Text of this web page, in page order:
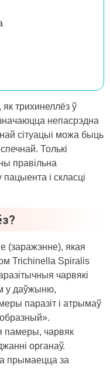
трихинеллёз ў
непасрэдна
сітуацыі можа быць
Толькі
правільна
і скласці
(заражэнне), якая
Trichinella Spiralis
чарвякі
у даўжыню,
паразіт і атрымаў
памеры, чарвяк
органаў.
прымаецца за